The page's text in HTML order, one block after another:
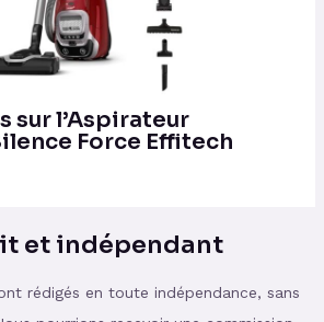
sur l’Aspirateur
Force Effitech
et indépendant
rédigés en toute indépendance, sans